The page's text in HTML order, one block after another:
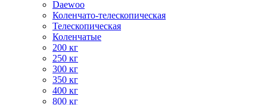
Daewoo
Коленчато-телескопическая
Телескопическая
Коленчатые
200 кг
250 кг
300 кг
350 кг
400 кг
800 кг